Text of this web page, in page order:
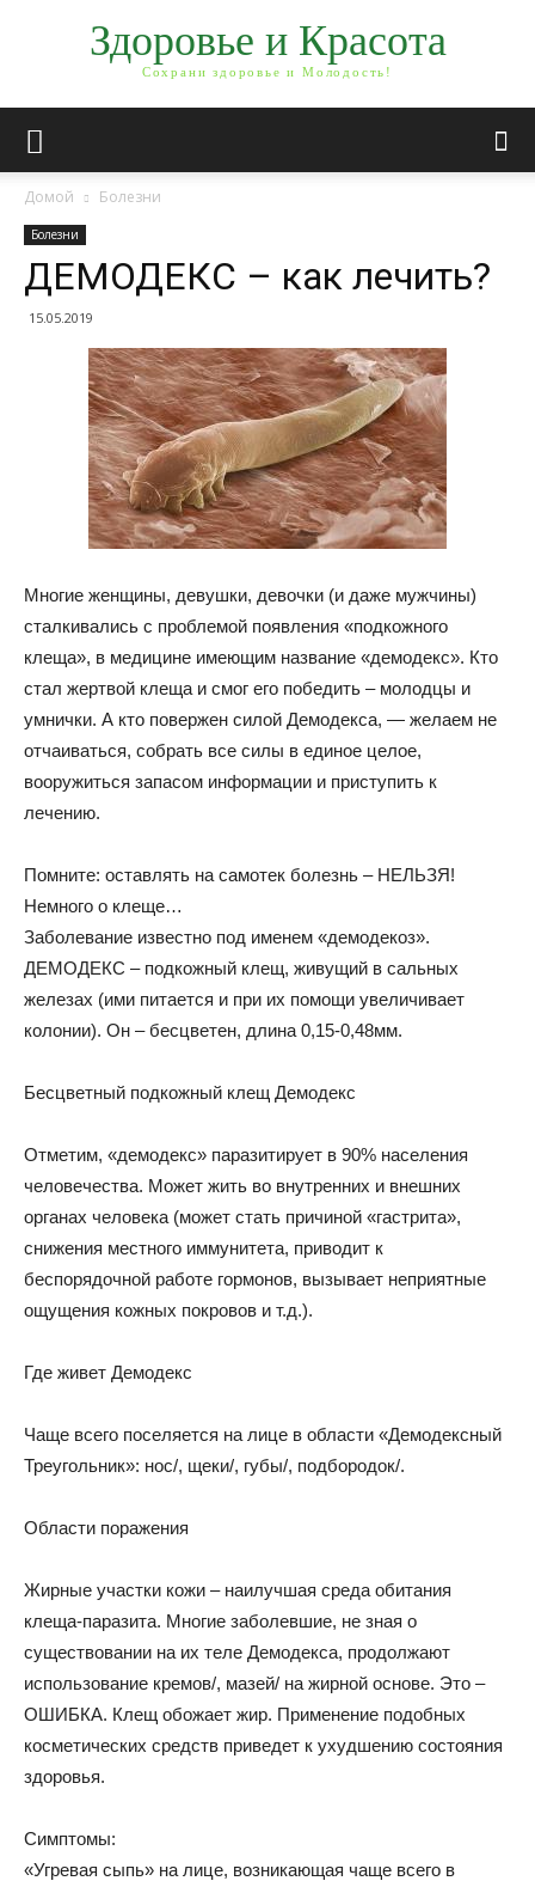
Здоровье и Красота
Сохрани здоровье и Молодость!
Домой Болезни
Болезни
ДЕМОДЕКС – как лечить?
15.05.2019
Многие женщины, девушки, девочки (и даже мужчины)
сталкивались с проблемой появления «подкожного
клеща», в медицине имеющим название «демодекс». Кто
стал жертвой клеща и смог его победить – молодцы и
умнички. А кто повержен силой Демодекса, — желаем не
отчаиваться, собрать все силы в единое целое,
вооружиться запасом информации и приступить к
лечению.
Помните: оставлять на самотек болезнь – НЕЛЬЗЯ!
Немного о клеще…
Заболевание известно под именем «демодекоз».
ДЕМОДЕКС – подкожный клещ, живущий в сальных
железах (ими питается и при их помощи увеличивает
колонии). Он – бесцветен, длина 0,15-0,48мм.
Бесцветный подкожный клещ Демодекс
Отметим, «демодекс» паразитирует в 90% населения
человечества. Может жить во внутренних и внешних
органах человека (может стать причиной «гастрита»,
снижения местного иммунитета, приводит к
беспорядочной работе гормонов, вызывает неприятные
ощущения кожных покровов и т.д.).
Где живет Демодекс
Чаще всего поселяется на лице в области «Демодексный
Треугольник»: нос/, щеки/, губы/, подбородок/.
Области поражения
Жирные участки кожи – наилучшая среда обитания
клеща-паразита. Многие заболевшие, не зная о
существовании на их теле Демодекса, продолжают
использование кремов/, мазей/ на жирной основе. Это –
ОШИБКА. Клещ обожает жир. Применение подобных
косметических средств приведет к ухудшению состояния
здоровья.
Симптомы:
«Угревая сыпь» на лице, возникающая чаще всего в